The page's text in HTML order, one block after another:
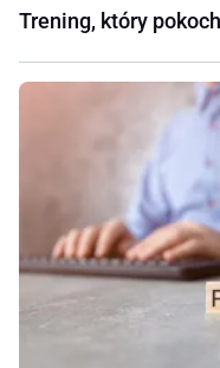
Trening, który